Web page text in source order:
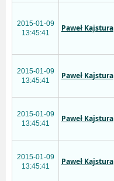
2015-01-09
13:45:41
Paweł Kajstura
2015-01-09
13:45:41
Paweł Kajstura
2015-01-09
13:45:41
Paweł Kajstura
2015-01-09
13:45:41
Paweł Kajstura